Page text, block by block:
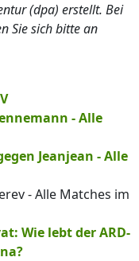
(dpa) erstellt. Bei
Sie sich bitte an
- Alle
Jeanjean - Alle
- Alle Matches im
Wie lebt der ARD-